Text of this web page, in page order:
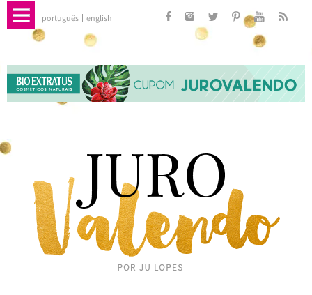
português english